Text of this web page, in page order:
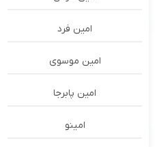
امین فرد
امین موسوی
امین پابرجا
امینو